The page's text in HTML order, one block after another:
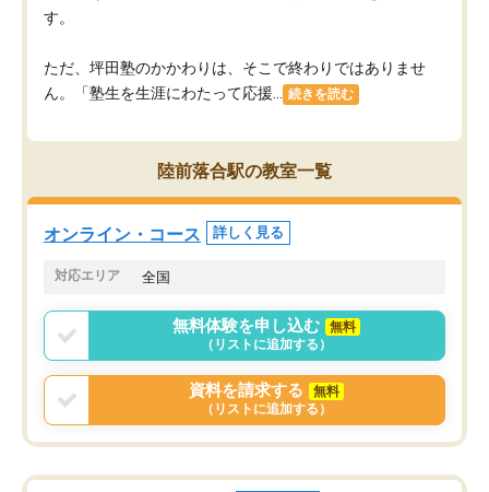
す。
ただ、坪田塾のかかわりは、そこで終わりではありませ
ん。「塾生を生涯にわたって応援...
続きを読む
陸前落合駅の教室一覧
オンライン・コース 詳しく見る
対応エリア 全国
無料体験を申し込む
無料
（リストに追加する）
資料を請求する
無料
（リストに追加する）